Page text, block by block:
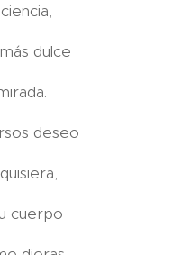
dulce
deseo
cuerpo